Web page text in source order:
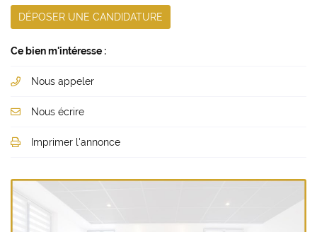
En cochant cette case, vous consentez à recevoir nos propositions commerciales à
l'adresse email indiqué ci-dessus. Vous pouvez vous désinscrire à tout moment en
DÉPOSER UNE CANDIDATURE
Ce bien m'intéresse :
Nous appeler
Nous écrire
Imprimer l'annonce